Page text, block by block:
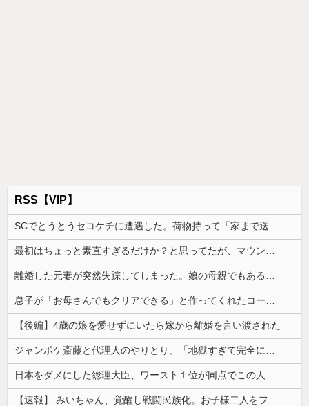
RSS【VIP】
【後編】4歳の娘を愛せずにいたら嫁から離婚を言い渡された